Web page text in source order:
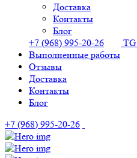
Доставка
Контакты
Блог
+7 (968) 995-20-26
TG
Выполненные работы
Отзывы
Доставка
Контакты
Блог
+7 (968) 995-20-26